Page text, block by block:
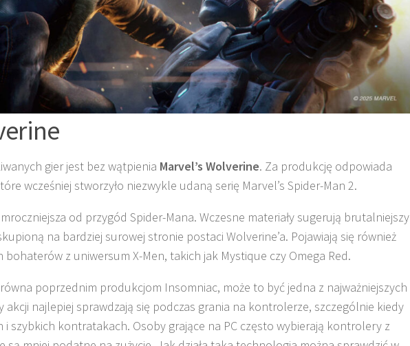
gier jest bez wątpienia Marvel’s Wolverine. Za produkcję odpowiada
wcześniej stworzyło niezwykle udaną serię Marvel’s Spider-Man 2.
od przygód Spider-Mana. Wczesne materiały sugerują brutalniejszy
na bardziej surowej stronie postaci Wolverine’a. Pojawiają się również
z uniwersum X-Men, takich jak Mystique czy Omega Red.
poprzednim produkcjom Insomniac, może to być jedna z najważniejszych
akcji najlepiej sprawdzają się podczas grania na kontrolerze, szczególnie kiedy
i szybkich kontratakach. Osoby grające na PC często wybierają kontrolery z